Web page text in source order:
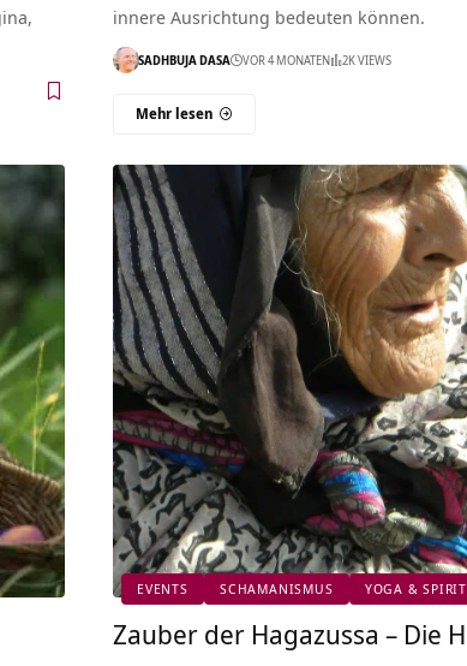
innere Ausrichtung bedeuten können.
SADHBUJA DASA VOR 4 MONATEN 2K VIEWS
Mehr lesen
EVENTS SCHAMANISMUS YOGA &
Zauber der Hagazussa – Die